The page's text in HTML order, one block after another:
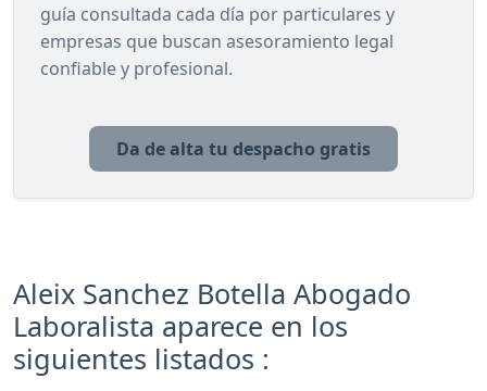
guía consultada cada día por particulares y
empresas que buscan asesoramiento legal
confiable y profesional.
Da de alta tu despacho gratis
Aleix Sanchez Botella Abogado
Laboralista aparece en los
siguientes listados :